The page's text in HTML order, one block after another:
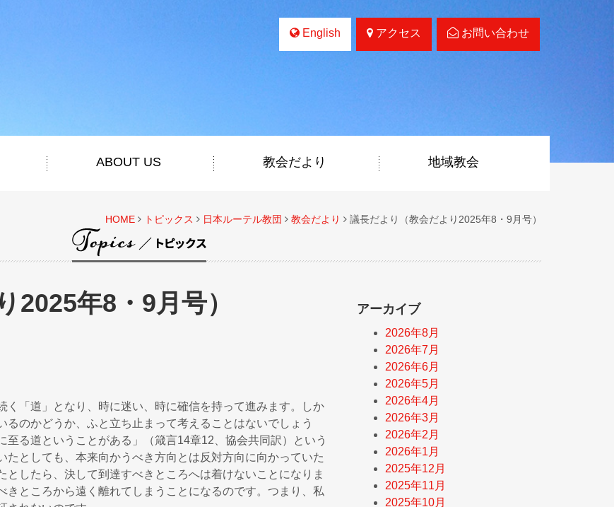
English アクセス お問い合わせ
ABOUT US 教会だより 地域教会
HOME トピックス 日本ルーテル教団 教会だより 議長だより（教会だより2025年8・9月号）
2025年8・9月号）
「道」となり、時に迷い、時に確信を持って進みます。しか
のかどうか、ふと立ち止まって考えることはないでしょう
る道ということがある」（箴言14章12、協会共同訳）という
としても、本来向かうべき方向とは反対方向に向かっていた
したら、決して到達すべきところへは着けないことになりま
ところから遠く離れてしまうことになるのです。つまり、私
アーカイブ
2026年8月
2026年7月
2026年6月
2026年5月
2026年4月
2026年3月
2026年2月
2026年1月
2025年12月
2025年11月
2025年10月